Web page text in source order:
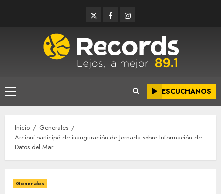
TwitterFacebookInstagram
Menú
principal
ESCUCHANOS
Inicio
Generales
Arcioni participó de inauguración de Jornada sobre Información de
Datos del Mar
Generales